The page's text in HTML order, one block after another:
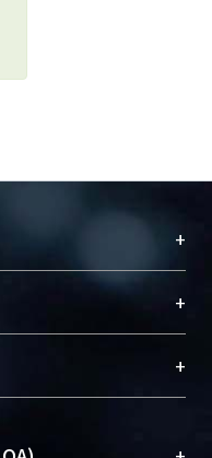
+
永久珍藏及向國際
能量，圖書館整合
AH）不同功能平
。期能整合研
+
+